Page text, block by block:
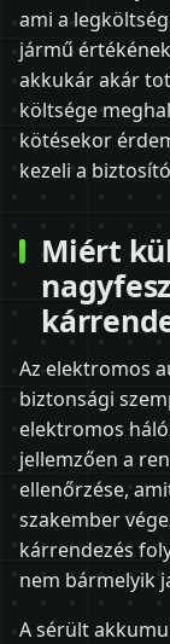
ami a
jármű
akkukár akár
költsége
kötésekor
kezeli a
Miért
Az elektromos
biztonsági
elektromos
jellemzően a
ellenőrzése,
szakember
kárrendezés
nem bármelyik
A sérült